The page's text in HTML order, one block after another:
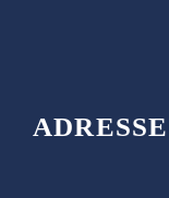
ADRESSE